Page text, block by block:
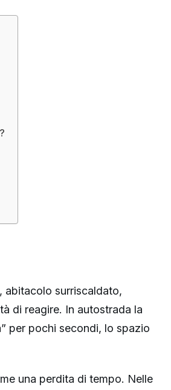
abitacolo surriscaldato,
di reagire. In autostrada la
per pochi secondi, lo spazio
una perdita di tempo. Nelle